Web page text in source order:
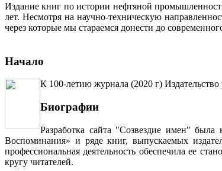
Издание книг по истории нефтяной
лет. Несмотря на научно-техническую
через которые мы стараемся донести до
Начало
К 100-летию журнала (2020 г) Издательство
Биографии
Разработка сайта "Созвездие имен"
Воспоминания» и ряде книг, выпускаемых
профессиональная деятельность обеспечила ее
кругу читателей.